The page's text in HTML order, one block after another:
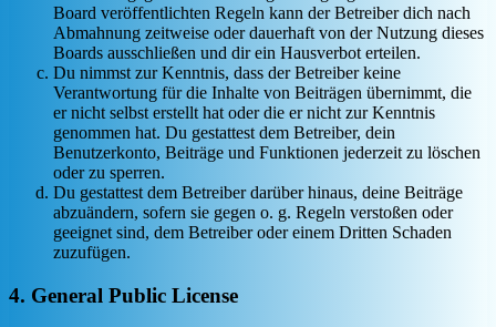
Board veröffentlichten Regeln kann der Betreiber dich nach
Abmahnung zeitweise oder dauerhaft von der Nutzung dieses
Boards ausschließen und dir ein Hausverbot erteilen.
Du nimmst zur Kenntnis, dass der Betreiber keine
Verantwortung für die Inhalte von Beiträgen übernimmt, die
er nicht selbst erstellt hat oder die er nicht zur Kenntnis
genommen hat. Du gestattest dem Betreiber, dein
Benutzerkonto, Beiträge und Funktionen jederzeit zu löschen
oder zu sperren.
Du gestattest dem Betreiber darüber hinaus, deine Beiträge
abzuändern, sofern sie gegen o. g. Regeln verstoßen oder
geeignet sind, dem Betreiber oder einem Dritten Schaden
zuzufügen.
4. General Public License